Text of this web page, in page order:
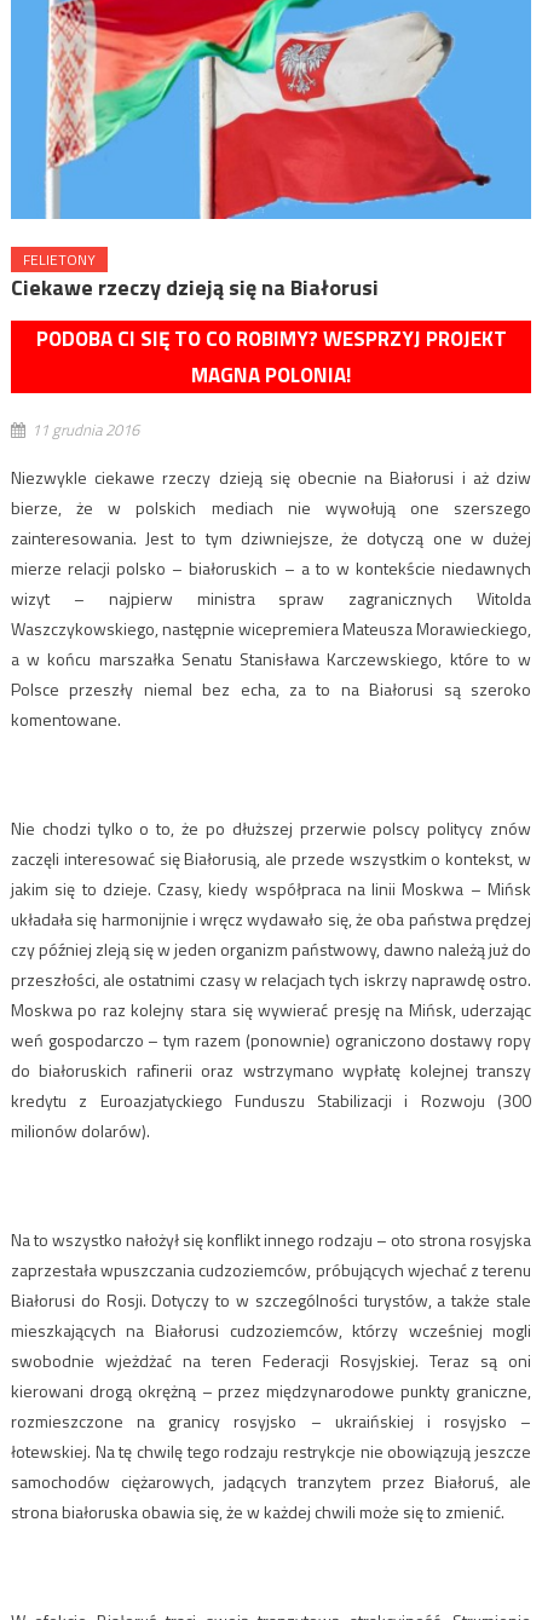
FELIETONY
Ciekawe rzeczy dzieją się na Białorusi
PODOBA CI SIĘ TO CO ROBIMY? WESPRZYJ PROJEKT
MAGNA POLONIA!
11 grudnia 2016
Niezwykle ciekawe rzeczy dzieją się obecnie na Białorusi i aż dziw
bierze, że w polskich mediach nie wywołują one szerszego
zainteresowania. Jest to tym dziwniejsze, że dotyczą one w dużej
mierze relacji polsko – białoruskich – a to w kontekście niedawnych
wizyt – najpierw ministra spraw zagranicznych Witolda
Waszczykowskiego, następnie wicepremiera Mateusza Morawieckiego,
a w końcu marszałka Senatu Stanisława Karczewskiego, które to w
Polsce przeszły niemal bez echa, za to na Białorusi są szeroko
komentowane.
Nie chodzi tylko o to, że po dłuższej przerwie polscy politycy znów
zaczęli interesować się Białorusią, ale przede wszystkim o kontekst, w
jakim się to dzieje. Czasy, kiedy współpraca na linii Moskwa – Mińsk
układała się harmonijnie i wręcz wydawało się, że oba państwa prędzej
czy później zleją się w jeden organizm państwowy, dawno należą już do
przeszłości, ale ostatnimi czasy w relacjach tych iskrzy naprawdę ostro.
Moskwa po raz kolejny stara się wywierać presję na Mińsk, uderzając
weń gospodarczo – tym razem (ponownie) ograniczono dostawy ropy
do białoruskich rafinerii oraz wstrzymano wypłatę kolejnej transzy
kredytu z Euroazjatyckiego Funduszu Stabilizacji i Rozwoju (300
milionów dolarów).
Na to wszystko nałożył się konflikt innego rodzaju – oto strona rosyjska
zaprzestała wpuszczania cudzoziemców, próbujących wjechać z terenu
Białorusi do Rosji. Dotyczy to w szczególności turystów, a także stale
mieszkających na Białorusi cudzoziemców, którzy wcześniej mogli
swobodnie wjeżdżać na teren Federacji Rosyjskiej. Teraz są oni
kierowani drogą okrężną – przez międzynarodowe punkty graniczne,
rozmieszczone na granicy rosyjsko – ukraińskiej i rosyjsko –
łotewskiej. Na tę chwilę tego rodzaju restrykcje nie obowiązują jeszcze
samochodów ciężarowych, jadących tranzytem przez Białoruś, ale
strona białoruska obawia się, że w każdej chwili może się to zmienić.